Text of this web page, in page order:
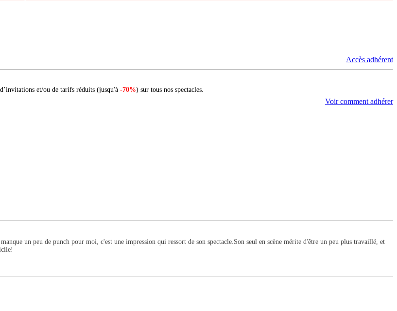
Accès adhérent
et/ou de tarifs réduits (jusqu'à -70%) sur tous nos spectacles.
Voir comment adhérer
un peu de punch pour moi, c'est une impression qui ressort de son spectacle.Son seul en scène mérite d'être un peu plus travaillé, et